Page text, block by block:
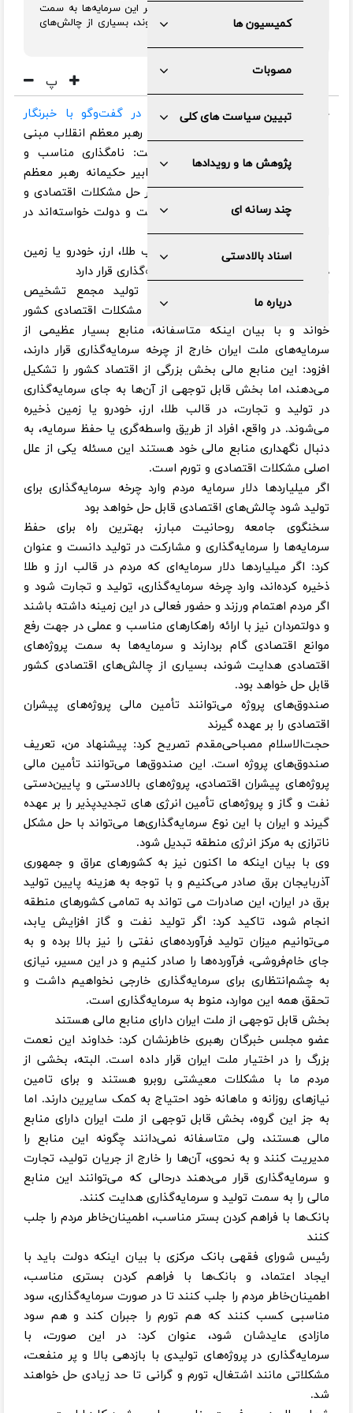
کمیسیون ها
مصوبات
تبیین سیاست های کلی
پژوهش ها و رویدادها
چند رسانه ای
اسناد بالادستی
درباره ما
خارج از چرخه سرمایه‌گذاری قرار دارد اگر این سرمایه‌ها به سمت
پروژه‌های اقتصادی و تولید هدایت شوند، بسیاری از چالش‌های
پ
حجت‌الاسلام غلامرضا مصباحی‌مقدم
در گفت‌وگو با خبرنگار
با اشاره به شعار امسال رهبر معظم انقلاب مبنی
بر «سرمایه گذاری برای تولید» گفت: نامگذاری مناسب و
شایسته سال ۱۴۰۴، نشان‌دهنده تدابیر حکیمانه رهبر معظم
انقلاب است که تمام تلاش خود را بر حل مشکلات اقتصادی و
معیشت مردم متمرکز کرده‌اند و از ملت و دولت خواسته‌اند در
این راستا همت گمارند.
منابع عظیمی از سرمایه مردم در قالب طلا، ارز، خودرو یا زمین
ذخیره می‌شوند و خارج از چرخه سرمایه‌گذاری قرار دارد
رئیس کمیسیون امور زیربنایی و تولید مجمع تشخیص
مصلحت نظام، سرمایه‌گذاری را راه‌حل مشکلات اقتصادی کشور
خواند و با بیان اینکه متاسفانه، منابع بسیار عظیمی از
سرمایه‌های ملت ایران خارج از چرخه سرمایه‌گذاری قرار دارند،
افزود: این منابع مالی بخش بزرگی از اقتصاد کشور را تشکیل
می‌دهند، اما بخش قابل توجهی از آن‌ها به جای سرمایه‌گذاری
در تولید و تجارت، در قالب طلا، ارز، خودرو یا زمین ذخیره
می‌شوند. در واقع، افراد از طریق واسطه‌گری یا حفظ سرمایه، به
دنبال نگهداری منابع مالی خود هستند این مسئله یکی از علل
اصلی مشکلات اقتصادی و تورم است.
اگر میلیاردها دلار سرمایه مردم وارد چرخه سرمایه‌گذاری برای
تولید شود چالش‌های اقتصادی قابل حل خواهد بود
سخنگوی جامعه روحانیت مبارز، بهترین راه برای حفظ
سرمایه‌ها را سرمایه‌گذاری و مشارکت در تولید دانست و عنوان
کرد: اگر میلیاردها دلار سرمایه‌ای که مردم در قالب ارز و طلا
ذخیره کرده‌اند، وارد چرخه سرمایه‌گذاری، تولید و تجارت شود و
اگر مردم اهتمام ورزند و حضور فعالی در این زمینه داشته باشند
و دولتمردان نیز با ارائه راهکارهای مناسب و عملی در جهت رفع
موانع اقتصادی گام بردارند و سرمایه‌ها به سمت پروژه‌های
اقتصادی هدایت شوند، بسیاری از چالش‌های اقتصادی کشور
قابل حل خواهد بود.
صندوق‌های پروژه می‌توانند تأمین مالی پروژه‌های پیشران
اقتصادی را بر عهده گیرند
حجت‌الاسلام مصباحی‌مقدم تصریح کرد: پیشنهاد من، تعریف
صندوق‌های پروژه است. این صندوق‌ها می‌توانند تأمین مالی
پروژه‌های پیشران اقتصادی، پروژه‌های بالادستی و پایین‌دستی
نفت و گاز و پروژه‌های تأمین انرژی های تجدیدپذیر را بر عهده
گیرند و ایران با این نوع سرمایه‌گذاری‌ها می‌تواند با حل مشکل
ناترازی به مرکز انرژی منطقه تبدیل شود.
وی با بیان اینکه ما اکنون نیز به کشورهای عراق و جمهوری
آذربایجان برق صادر می‌کنیم و با توجه به هزینه پایین تولید
برق در ایران، این صادرات می تواند به تمامی کشورهای منطقه
انجام شود، تاکید کرد: اگر تولید نفت و گاز افزایش یابد،
می‌توانیم میزان تولید فرآورده‌های نفتی را نیز بالا برده و به
جای خام‌فروشی، فرآورده‌ها را صادر کنیم و در این مسیر، نیازی
به چشم‌انتظاری برای سرمایه‌گذاری خارجی نخواهیم داشت و
تحقق همه این موارد، منوط به سرمایه‌گذاری است.
بخش قابل توجهی از ملت ایران دارای منابع مالی هستند
عضو مجلس خبرگان رهبری خاطرنشان کرد: خداوند این نعمت
بزرگ را در اختیار ملت ایران قرار داده است. البته، بخشی از
مردم ما با مشکلات معیشتی روبرو هستند و برای تامین
نیازهای روزانه و ماهانه خود احتیاج به کمک سایرین دارند. اما
به جز این گروه، بخش قابل توجهی از ملت ایران دارای منابع
مالی هستند، ولی متاسفانه نمی‌دانند چگونه این منابع را
مدیریت کنند و به نحوی، آن‌ها را خارج از جریان تولید، تجارت
و سرمایه‌گذاری قرار می‌دهند درحالی که می‌توانند این منابع
مالی را به سمت تولید و سرمایه‌گذاری هدایت کنند.
بانک‌ها با فراهم کردن بستر مناسب، اطمینان‌خاطر مردم را جلب
کنند
رئیس شورای فقهی بانک مرکزی با بیان اینکه دولت باید با
ایجاد اعتماد، و بانک‌ها با فراهم کردن بستری مناسب،
اطمینان‌خاطر مردم را جلب کنند تا در صورت سرمایه‌گذاری، سود
مناسبی کسب کنند که هم تورم را جبران کند و هم سود
مازادی عایدشان شود، عنوان کرد: در این صورت، با
سرمایه‌گذاری در پروژه‌های تولیدی با بازدهی بالا و پر منفعت،
مشکلاتی مانند اشتغال، تورم و گرانی تا حد زیادی حل خواهند
شد.